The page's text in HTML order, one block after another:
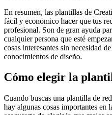
En resumen, las plantillas de
fácil y económico hacer que tus
profesional. Son de gran ayuda
cualquier persona que esté
cosas interesantes sin necesidad
conocimientos de diseño.
Cómo elegir la
Cuando buscas una plantilla de
hay algunas cosas importantes en